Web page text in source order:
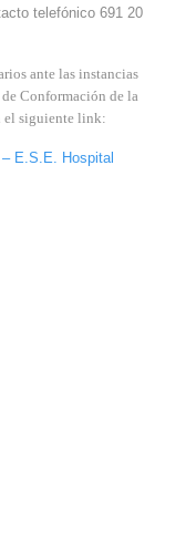
telefónico 691 20
ante las instancias
Conformación de la
el siguiente link:
E.S.E. Hospital